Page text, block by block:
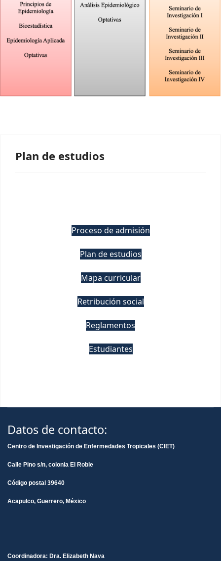
Plan de estudios
Proceso de admisión
Plan de estudios
Mapa curricular
Retribución social
Reglamentos
Estudiantes
Datos de contacto:
Centro de Investigación de Enfermedades Tropicales (CIET)
Calle Pino s/n, colonia El Roble
Código postal 39640
Acapulco, Guerrero, México
Coordinadora: Dra. Elizabeth Nava